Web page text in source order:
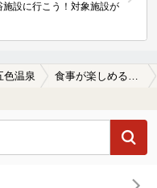
設に行こう！対象施設が
色温泉 食事が楽しめる五色温泉の温泉、日帰り温泉、スーパー銭湯おすすめ